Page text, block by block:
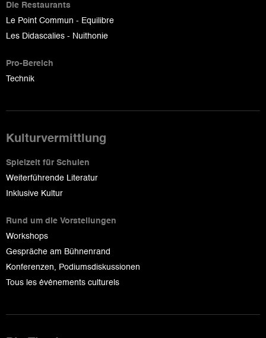
Die Restaurants
Le Point Commun - Equilibre
Les Didascalies - Nuithonie
Pro-Bereich
Technik
Kulturvermittlung
Spielzeit für Schulen
Weiterführende Literatur
Inklusive Kultur
Rund um die Vorstellungen
Workshops
Gespräche am Bühnenrand
Konferenzen, Podiumsdiskussionen
Tous les événements culturels